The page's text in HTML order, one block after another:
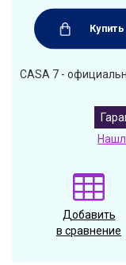
Купить
CASA 7 -
Добавить
в сравнение